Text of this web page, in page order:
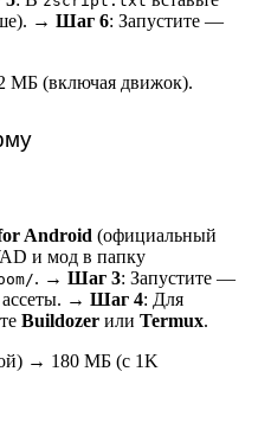
→ Шаг 6: Запустите —
МБ (включая движок).
Android (официальный
и мод в папку
. → Шаг 3: Запустите —
ассеты. → Шаг 4: Для
Buildozer или Termux.
→ 180 МБ (с 1K